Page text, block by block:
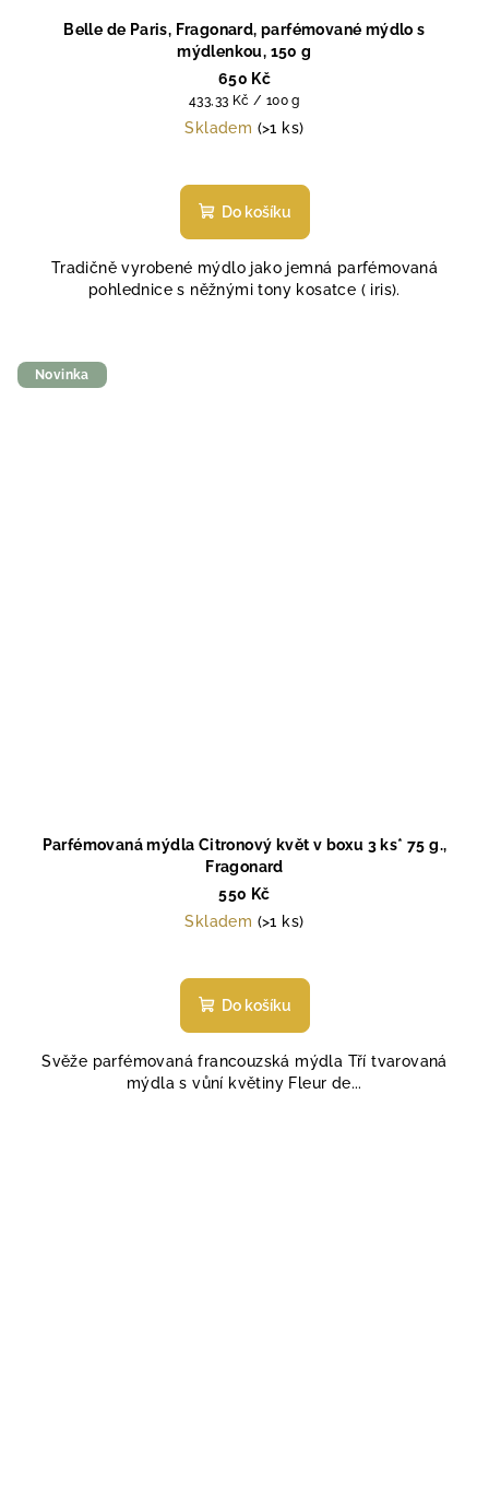
Belle de Paris, Fragonard, parfémované mýdlo s
mýdlenkou, 150 g
650 Kč
Měrná
cena:
433,33 Kč / 100 g
Skladem (>1 ks)
Do košíku
Tradičně vyrobené mýdlo jako jemná parfémovaná
pohlednice s něžnými tony kosatce ( iris).
Novinka
Parfémovaná mýdla Citronový květ v boxu 3 ks* 75 g.,
Fragonard
550 Kč
Skladem (>1 ks)
Do košíku
Svěže parfémovaná francouzská mýdla Tří tvarovaná
mýdla s vůní květiny Fleur de...